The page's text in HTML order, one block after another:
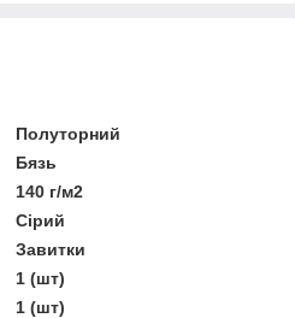
Полуторний
Бязь
140 г/м2
Сірий
Завитки
1 (шт)
1 (шт)